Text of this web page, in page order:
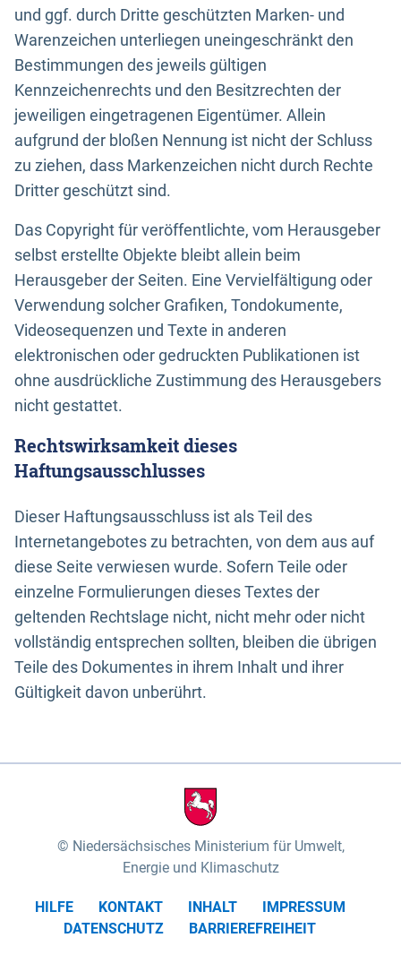
und ggf. durch Dritte geschützten Marken- und
Warenzeichen unterliegen uneingeschränkt den
Bestimmungen des jeweils gültigen
Kennzeichenrechts und den Besitzrechten der
jeweiligen eingetragenen Eigentümer. Allein
aufgrund der bloßen Nennung ist nicht der Schluss
zu ziehen, dass Markenzeichen nicht durch Rechte
Dritter geschützt sind.
Das Copyright für veröffentlichte, vom Herausgeber
selbst erstellte Objekte bleibt allein beim
Herausgeber der Seiten. Eine Vervielfältigung oder
Verwendung solcher Grafiken, Tondokumente,
Videosequenzen und Texte in anderen
elektronischen oder gedruckten Publikationen ist
ohne ausdrückliche Zustimmung des Herausgebers
nicht gestattet.
Rechtswirksamkeit dieses
Haftungsausschlusses
Dieser Haftungsausschluss ist als Teil des
Internetangebotes zu betrachten, von dem aus auf
diese Seite verwiesen wurde. Sofern Teile oder
einzelne Formulierungen dieses Textes der
geltenden Rechtslage nicht, nicht mehr oder nicht
vollständig entsprechen sollten, bleiben die übrigen
Teile des Dokumentes in ihrem Inhalt und ihrer
Gültigkeit davon unberührt.
Niedersächsisches Ministerium für Umwelt,
Energie und Klimaschutz
HILFE KONTAKT INHALT
IMPRESSUM
DATENSCHUTZ
BARRIEREFREIHEIT